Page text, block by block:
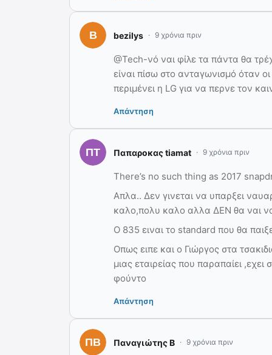
bezilys 9 χρόνια πριν
@Tech-νό ναι φίλε τα πάντα θα
είναι πίσω στο ανταγωνισμό όταν
περιμένει η LG για να περνε τον
Απάντηση
Παπαροκας tiamat 9 χρόνια πριν
There’s no such thing as 2017
Απλα.. Δεν γινεται να υπαρξει
καλο,πολυ καλο αλλα ΔΕΝ θα ναι
Ο 835 ειναι το standard που θα
Οπως ειπε και ο Γιώργος στα
μιας εταιρείας που παραπαίει
φούντο
Απάντηση
Παναγιώτης Β 9 χρόνια πριν